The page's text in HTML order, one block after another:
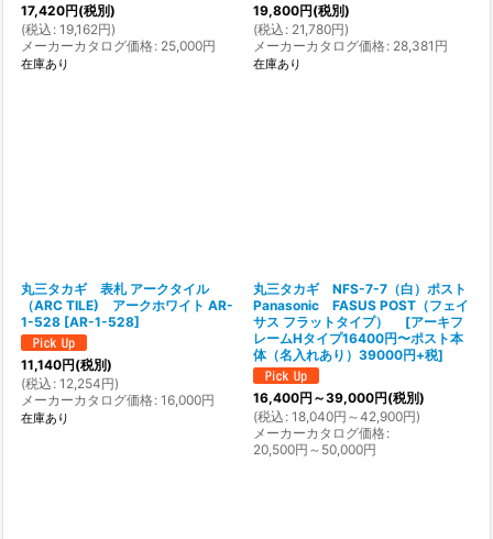
17,420円(税別)
(税込 : 19,162円)
メーカーカタログ価格: 25,000円
在庫あり
19,800円(税別)
(税込 : 21,780円)
メーカーカタログ価格: 28,381 円
在庫あり
丸三タカギ 表札 アークタイル
（ARC TILE) アークホワイト AR-
1-528 [AR-1-528]
11,140円(税別)
(税込 : 12,254円)
メーカーカタログ価格: 16,000円
在庫あり
丸三タカギ NFS-7-7（白）ポスト
Panasonic FASUS POST（フェイ
サス フラットタイプ）
[アーキフ
レームHタイプ16400円〜ポスト本
体（名入れあり）39000円+税]
16,400円 ～39,000円(税別)
(税込 : 18,040円 ～42,900円)
メーカーカタログ価格:
20,500円 ～50,000円